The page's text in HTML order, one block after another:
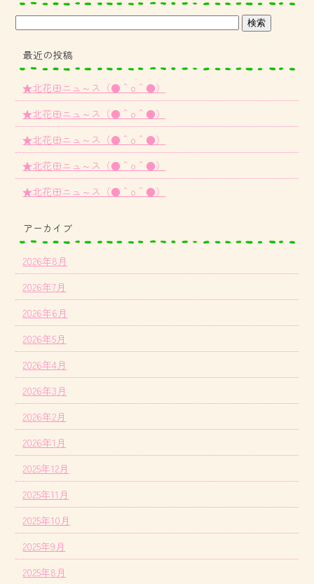
最近の投稿
★北花田ニュ～ス（●＾o＾●）
★北花田ニュ～ス（●＾o＾●）
★北花田ニュ～ス（●＾o＾●）
★北花田ニュ～ス（●＾o＾●）
★北花田ニュ～ス（●＾o＾●）
アーカイブ
2026年8月
2026年7月
2026年6月
2026年5月
2026年4月
2026年3月
2026年2月
2026年1月
2025年12月
2025年11月
2025年10月
2025年9月
2025年8月